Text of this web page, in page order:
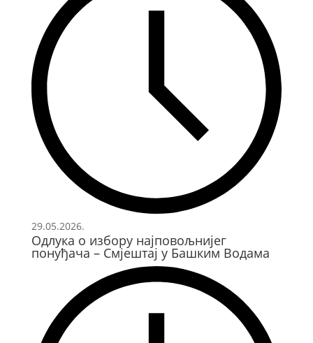
29.05.2026.
Одлука о избору најповољнијег
понуђача – Смјештај у Башким Водама